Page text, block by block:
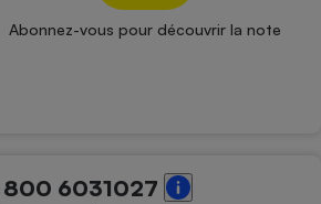
Abonnez-vous pour découvrir la note
800 6031027